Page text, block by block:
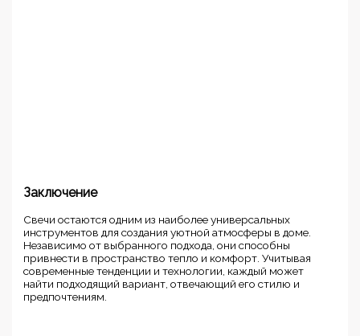
Заключение
Свечи остаются одним из наиболее универсальных
инструментов для создания уютной атмосферы в доме.
Независимо от выбранного подхода, они способны
привнести в пространство тепло и комфорт. Учитывая
современные тенденции и технологии, каждый может
найти подходящий вариант, отвечающий его стилю и
предпочтениям.